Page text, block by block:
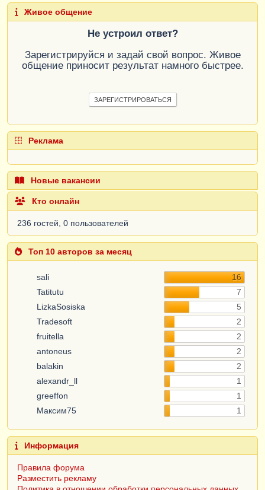
Живое общение
Не устроил ответ?
Зарегистрируйся и задай свой вопрос. Живое
общение приносит результат намного быстрее.
ЗАРЕГИСТРИРОВАТЬСЯ
Реклама
Новые вакансии
Кто онлайн
236 гостей, 0 пользователей
Топ 10 авторов за месяц
sali
16
Tatitutu
7
LizkaSosiska
5
Tradesoft
2
fruitella
2
antoneus
2
balakin
2
alexandr_ll
1
greeffon
1
Максим75
1
Информация
Правила форума
Разместить рекламу